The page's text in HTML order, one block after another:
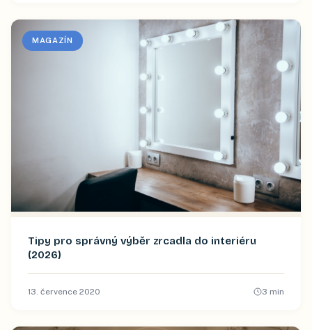
MAGAZÍN
Tipy pro správný výběr zrcadla do interiéru
(2026)
13. července 2020 3 min